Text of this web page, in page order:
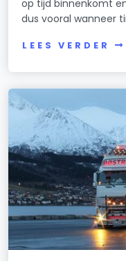
op tijd binnenkomt
dus vooral wanneer
LEES VERDER